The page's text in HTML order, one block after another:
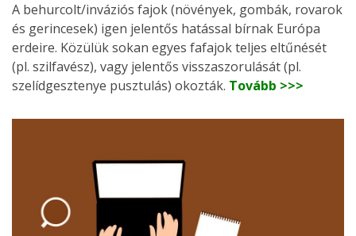
A behurcolt/inváziós fajok (növények, gombák, rovarok
és gerincesek) igen jelentős hatással bírnak Európa
erdeire. Közülük sokan egyes fafajok teljes eltűnését
(pl. szilfavész), vagy jelentős visszaszorulását (pl.
szelídgesztenye pusztulás) okozták. Tovább >>>